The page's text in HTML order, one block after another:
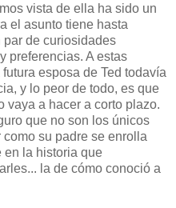
vista de ella ha sido un
el asunto tiene hasta
par de curiosidades
preferencias. A estas
esposa de Ted todavía
y lo peor de todo, es que
vaya a hacer a corto plazo.
que no son los únicos
su padre se enrolla
en la historia que
la de cómo conoció a